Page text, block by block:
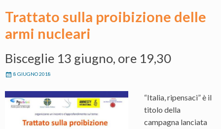
Trattato sulla proibizione delle
armi nucleari
Bisceglie 13 giugno, ore 19,30
8 GIUGNO 2018
“Italia, ripensaci” è il
titolo della
campagna lanciata